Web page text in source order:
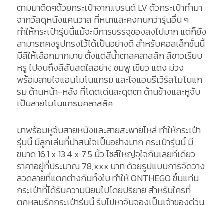
ตามมาติดๆด้วยกระเป๋าจากแบรนด์ LV ตัวกระเป๋าทำมา
จากวัสดุหนังแคนวาส ที่หนาและคงทนกว่ารุ่นอื่น ๆ
ทำให้กระเป๋ารุ่นนี้แม้จะมีการบรรจุของลงไปมาก แต่ก็ยัง
สามารถคงรูปทรงไว้ได้เป็นอย่างดี สำหรับคอลเล็กชั่นนี้
มีสีให้เลือกมากมาย ตั้งแต่สีน้ำตาลคลาสสิก สีขาวเรียบ
หรู ไปจนถึงสีสันสดใสอย่าง ชมพู เขียว แดง ม่วง
พร้อมลายไจแอนโมโนแกรม และไจแอนรีเวิร์สโมโนแก
รม ด้านหน้า-หลัง ที่โดดเด่นสะดุดตา ด้านข้างและหูจับ
เป็นลายโมโนแกรมคลาสสิค
มาพร้อมหูจับสายหนังและสายสะพายไหล่ ทำให้กระเป๋า
รุ่นนี้ มีลูกเล่นที่น่าสนใจเป็นอย่างมาก กระเป๋ารุ่นนี้ มี
ขนาด 16.1 x 13.4 x 7.5 นิ้ว ไซส์ใหญ่จุใจกันเลยทีเดียว
ราคาอยู่ที่ประมาณ 78,xxx บาท ด้วยรูปแบบการจัดวาง
ลวดลายที่แตกต่างกันทั้งใบ ทำให้ ONTHEGO ขึ้นแท่น
กระเป๋าที่ได้รับความนิยมไปโดยปริยาย สำหรับใครที่
ตกหลุมรักกระเป๋ารุ่นนี้ รีบไปหาจับจองเป็นเจ้าของด่วน